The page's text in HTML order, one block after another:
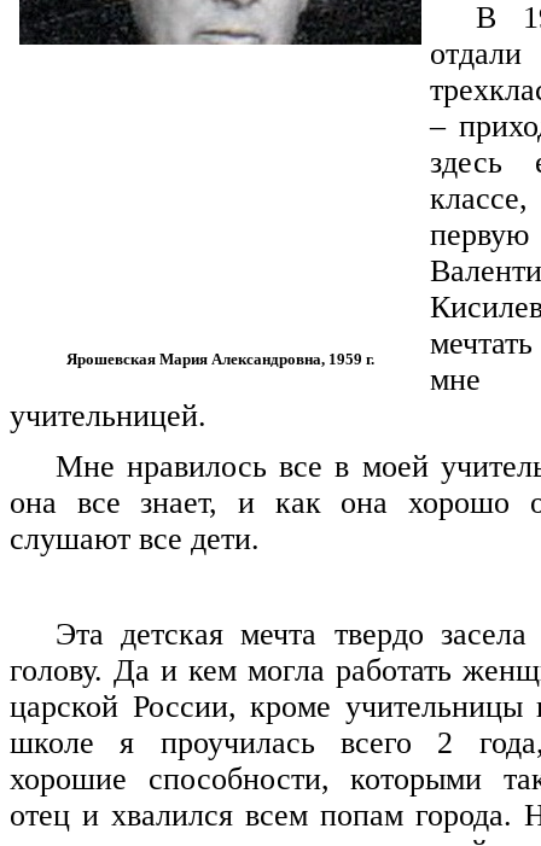
Ярошевская Мария Александровна, 1959 г.
В
–
здесь
учительницей.
Мне нравилось все в моей
она все знает, и как она хорошо
слушают все дети.
Эта детская мечта твердо
голову. Да и кем могла работать
царской России, кроме учительницы
школе я проучилась всего 2
хорошие способности, которыми
отец и хвалился всем попам города.